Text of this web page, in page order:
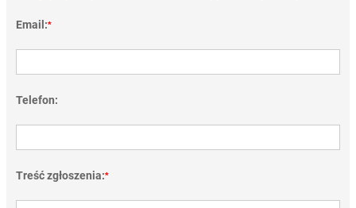
Email:*
Telefon:
Treść zgłoszenia:*